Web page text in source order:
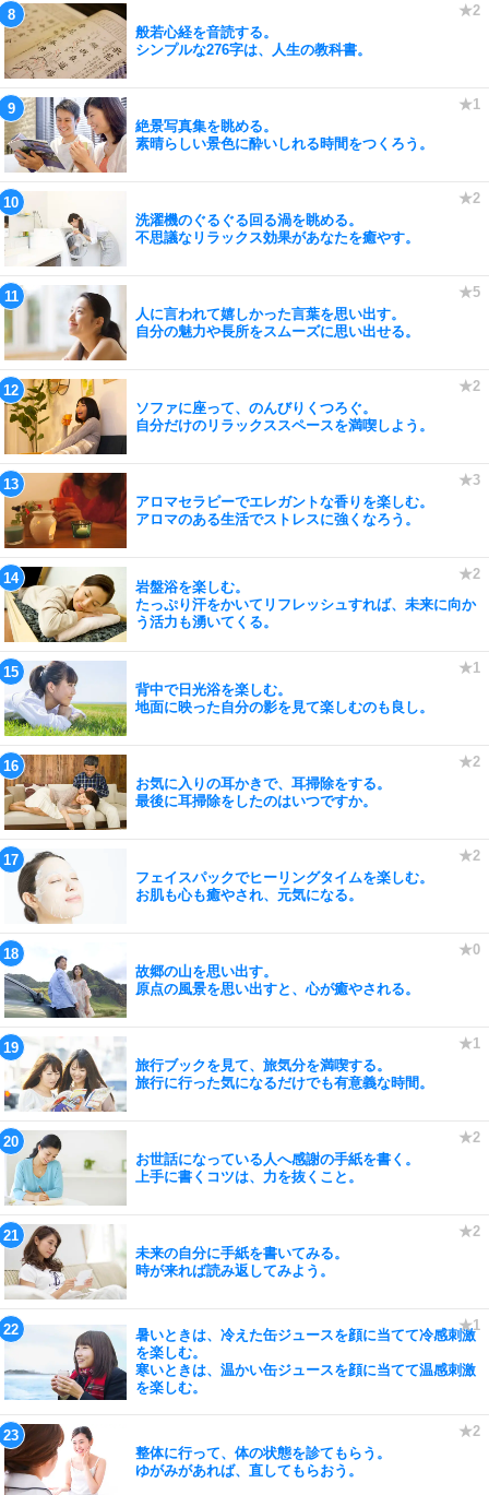
般若心経を音読する。
シンプルな276字は、人生の教科書。
絶景写真集を眺める。
素晴らしい景色に酔いしれる時間をつくろう。
洗濯機のぐるぐる回る渦を眺める。
不思議なリラックス効果があなたを癒やす。
人に言われて嬉しかった言葉を思い出す。
自分の魅力や長所をスムーズに思い出せる。
ソファに座って、のんびりくつろぐ。
自分だけのリラックススペースを満喫しよう。
アロマセラピーでエレガントな香りを楽しむ。
アロマのある生活でストレスに強くなろう。
岩盤浴を楽しむ。
たっぷり汗をかいてリフレッシュすれば、未来に向か
う活力も湧いてくる。
背中で日光浴を楽しむ。
地面に映った自分の影を見て楽しむのも良し。
お気に入りの耳かきで、耳掃除をする。
最後に耳掃除をしたのはいつですか。
フェイスパックでヒーリングタイムを楽しむ。
お肌も心も癒やされ、元気になる。
故郷の山を思い出す。
原点の風景を思い出すと、心が癒やされる。
旅行ブックを見て、旅気分を満喫する。
旅行に行った気になるだけでも有意義な時間。
お世話になっている人へ感謝の手紙を書く。
上手に書くコツは、力を抜くこと。
未来の自分に手紙を書いてみる。
時が来れば読み返してみよう。
暑いときは、冷えた缶ジュースを顔に当てて冷感刺激
を楽しむ。
寒いときは、温かい缶ジュースを顔に当てて温感刺激
を楽しむ。
整体に行って、体の状態を診てもらう。
ゆがみがあれば、直してもらおう。